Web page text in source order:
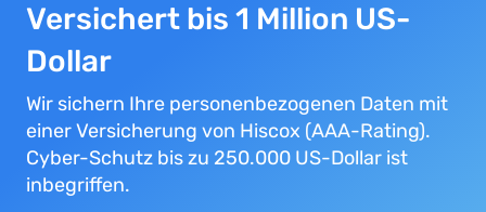
Versichert bis 1 Million US-
Dollar
Wir sichern Ihre personenbezogenen Daten mit
einer Versicherung von Hiscox (AAA-Rating).
Cyber-Schutz bis zu 250.000 US-Dollar ist
inbegriffen.